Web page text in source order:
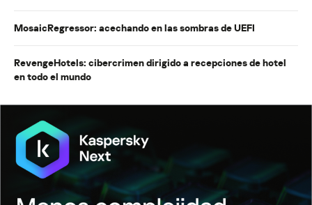
MosaicRegressor: acechando en las sombras de UEFI
RevengeHotels: cibercrimen dirigido a recepciones de hotel
en todo el mundo